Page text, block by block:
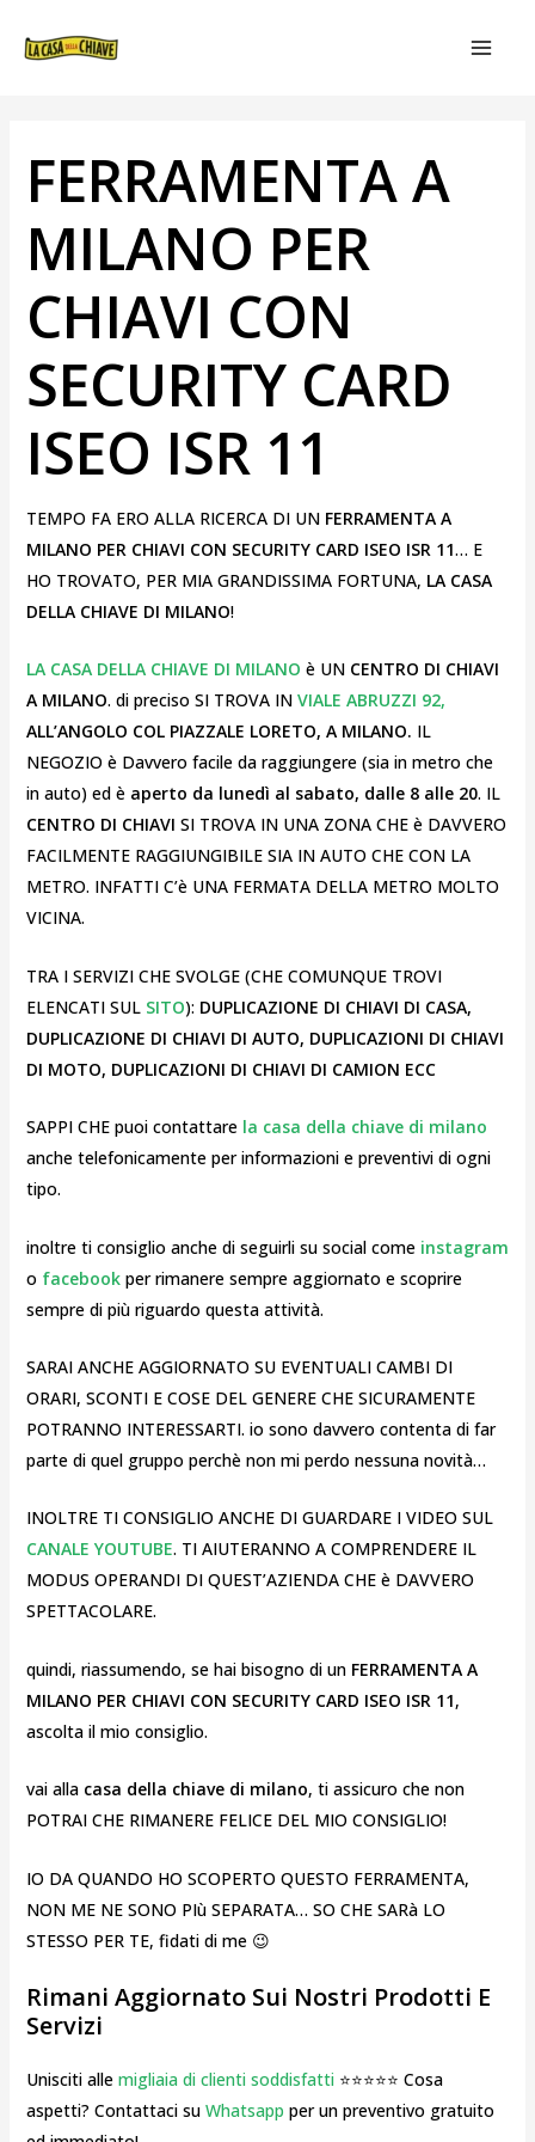
FERRAMENTA A
MILANO PER
CHIAVI CON
SECURITY CARD
ISEO ISR 11
TEMPO FA ERO ALLA RICERCA DI UN FERRAMENTA A
MILANO PER CHIAVI CON SECURITY CARD ISEO ISR 11… E
HO TROVATO, PER MIA GRANDISSIMA FORTUNA, LA CASA
DELLA CHIAVE DI MILANO!
LA CASA DELLA CHIAVE DI MILANO è UNCENTRO DI CHIAVI
A MILANO. di preciso SI TROVA IN VIALE ABRUZZI 92,
ALL’ANGOLO COL PIAZZALE LORETO, A MILANO. IL
NEGOZIO è Davvero facile da raggiungere (sia in metro che
in auto) ed è aperto da lunedì al sabato, dalle 8 alle 20. IL
CENTRO DI CHIAVI SI TROVA IN UNA ZONA CHE è DAVVERO
FACILMENTE RAGGIUNGIBILE SIA IN AUTO CHE CON LA
METRO. INFATTI C’è UNA FERMATA DELLA METRO MOLTO
VICINA.
TRA I SERVIZI CHE SVOLGE (CHE COMUNQUE TROVI
ELENCATI SUL SITO): DUPLICAZIONE DI CHIAVI DI CASA,
DUPLICAZIONE DI CHIAVI DI AUTO, DUPLICAZIONI DI CHIAVI
DI MOTO, DUPLICAZIONI DI CHIAVI DI CAMION ECC
SAPPI CHE puoi contattare la casa della chiave di milano
anche telefonicamente per informazioni e preventivi di ogni
tipo.
inoltre ti consiglio anche di seguirli su social come instagram
o facebook per rimanere sempre aggiornato e scoprire
sempre di più riguardo questa attività.
SARAI ANCHE AGGIORNATO SU EVENTUALI CAMBI DI
ORARI, SCONTI E COSE DEL GENERE CHE SICURAMENTE
POTRANNO INTERESSARTI. io sono davvero contenta di far
parte di quel gruppo perchè non mi perdo nessuna novità…
INOLTRE TI CONSIGLIO ANCHE DI GUARDARE I VIDEO SUL
CANALE YOUTUBE. TI AIUTERANNO A COMPRENDERE IL
MODUS OPERANDI DI QUEST’AZIENDA CHE è DAVVERO
SPETTACOLARE.
quindi, riassumendo, se hai bisogno di unFERRAMENTA A
MILANO PER CHIAVI CON SECURITY CARD ISEO ISR 11,
ascolta il mio consiglio.
vai alla casa della chiave di milano, ti assicuro che non
POTRAI CHE RIMANERE FELICE DEL MIO CONSIGLIO!
IO DA QUANDO HO SCOPERTO QUESTO FERRAMENTA,
NON ME NE SONO PIù SEPARATA… SO CHE SARà LO
STESSO PER TE, fidati di me 😉
Rimani Aggiornato Sui Nostri Prodotti E
Servizi
Unisciti alle migliaia di clienti soddisfatti⭐⭐⭐⭐⭐ Cosa
aspetti? Contattaci su Whatsapp per un preventivo gratuito
ARTICOLI